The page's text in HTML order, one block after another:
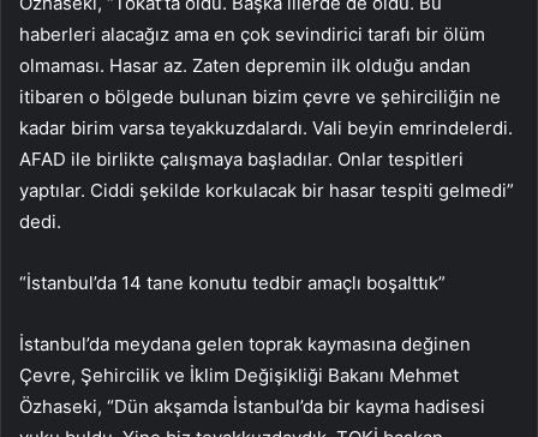
haberleri alacağız ama en çok sevindirici tarafı bir ölüm
olmaması. Hasar az. Zaten depremin ilk olduğu andan
itibaren o bölgede bulunan bizim çevre ve şehirciliğin ne
kadar birim varsa teyakkuzdalardı. Vali beyin emrindelerdi.
AFAD ile birlikte çalışmaya başladılar. Onlar tespitleri
yaptılar. Ciddi şekilde korkulacak bir hasar tespiti gelmedi”
dedi.
“İstanbul’da 14 tane konutu tedbir amaçlı boşalttık”
İstanbul’da meydana gelen toprak kaymasına değinen
Çevre, Şehircilik ve İklim Değişikliği Bakanı Mehmet
Özhaseki, “Dün akşamda İstanbul’da bir kayma hadisesi